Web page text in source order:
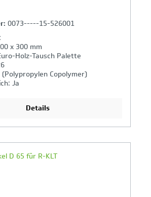
0073-----15-526001
x 300 mm
Holz-Tausch Palette
Copolymer)
Ja
Details
ist voll